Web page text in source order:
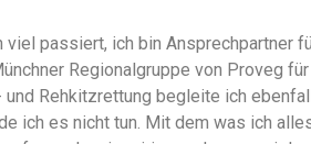
passiert, ich bin Ansprechpartner
Regionalgruppe von Proveg
Rehkitzrettung begleite ich
ich es nicht tun. Mit dem was ich